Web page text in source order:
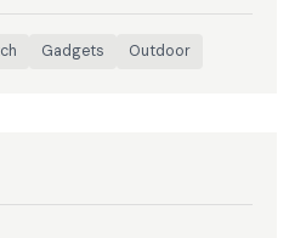
Gadgets Outdoor